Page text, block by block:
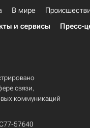
В мире
и сервисы Пресс-
связи,
коммуникаций
57640